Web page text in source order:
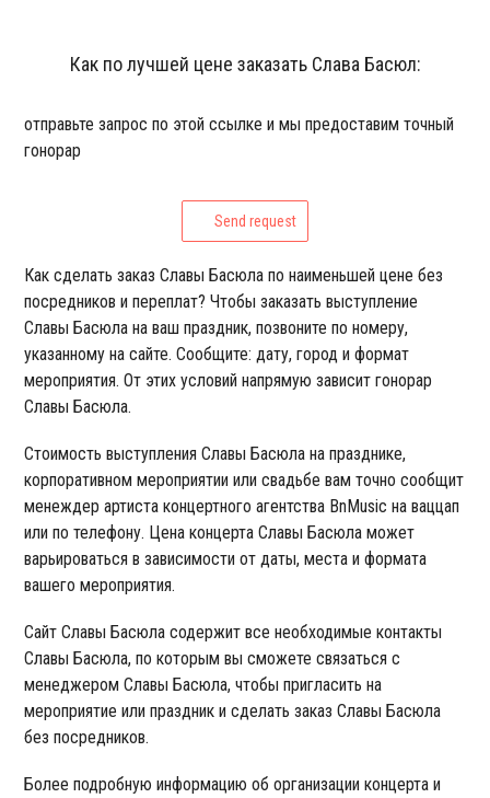
Как по лучшей цене заказать Слава Басюл:
отправьте запрос по этой ссылке и мы предоставим точный
гонорар
Send request
Как сделать заказ Славы Басюла по наименьшей цене без
посредников и переплат? Чтобы заказать выступление
Славы Басюла на ваш праздник, позвоните по номеру,
указанному на сайте. Сообщите: дату, город и формат
мероприятия. От этих условий напрямую зависит гонорар
Славы Басюла.
Стоимость выступления Славы Басюла на празднике,
корпоративном мероприятии или свадьбе вам точно сообщит
менеждер артиста концертного агентства BnMusic на ваццап
или по телефону. Цена концерта Славы Басюла может
варьироваться в зависимости от даты, места и формата
вашего мероприятия.
Сайт Славы Басюла содержит все необходимые контакты
Славы Басюла, по которым вы сможете связаться с
менеджером Славы Басюла, чтобы пригласить на
мероприятие или праздник и сделать заказ Славы Басюла
без посредников.
Более подробную информацию об организации концерта и